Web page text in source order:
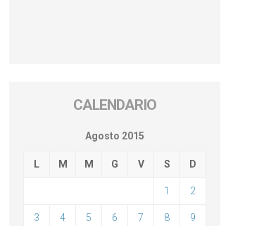
CALENDARIO
Agosto 2015
L M M G V S D
1 2
3 4 5 6 7 8 9